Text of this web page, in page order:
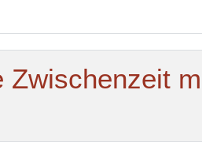
Zwischenzeit